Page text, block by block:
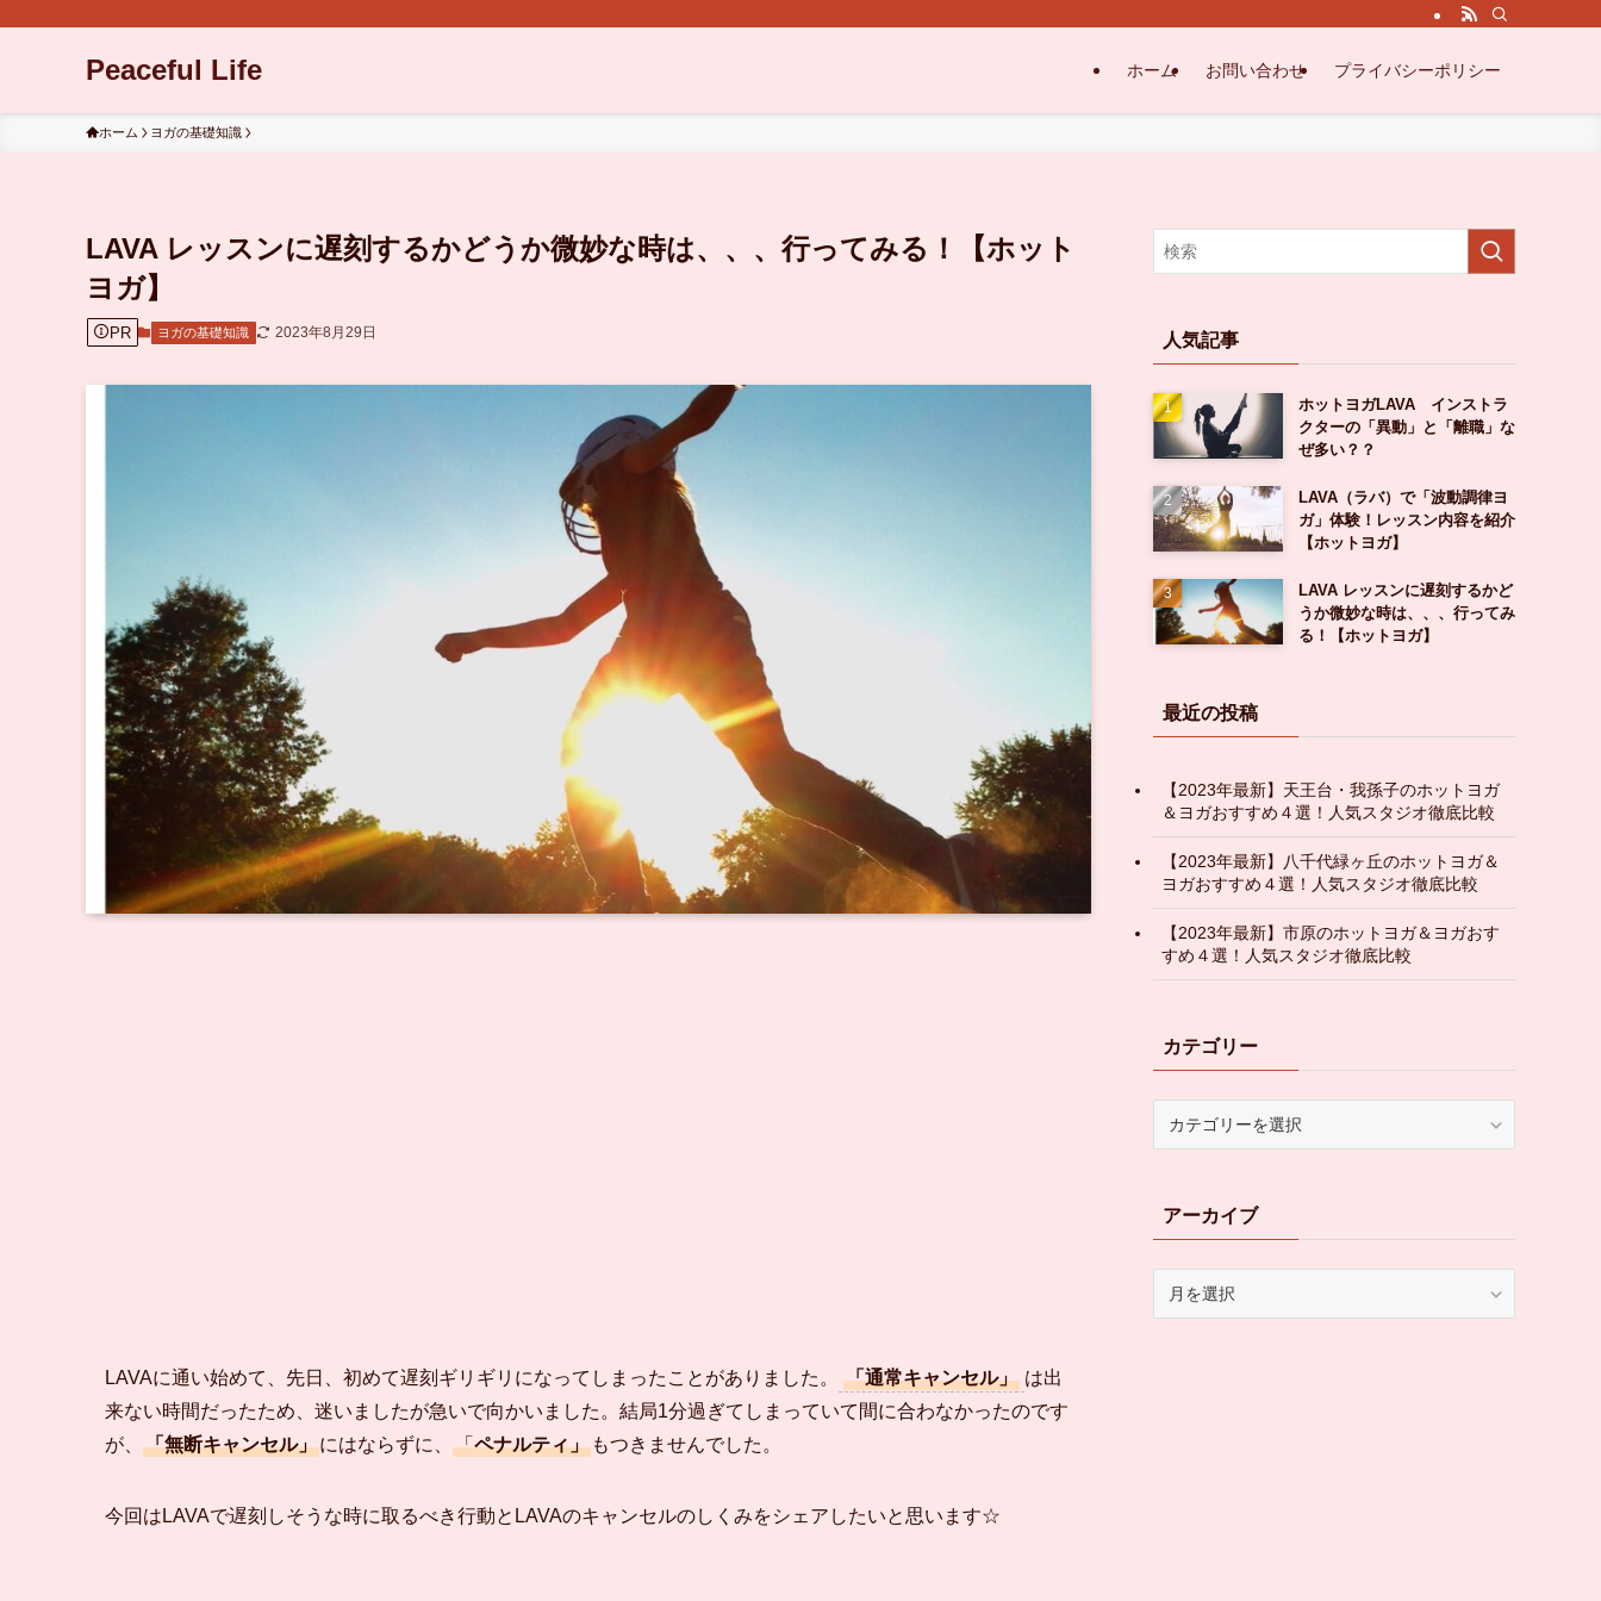
Peaceful Life ホーム お問い合わせ プライバシーポリシー
ホーム ヨガの基礎知識
LAVA レッスンに遅刻するかどうか微妙な時は、、、行ってみる！【ホット
ヨガ】
PR ヨガの基礎知識 2023年8月29日
LAVAに通い始めて、先日、初めて遅刻ギリギリになってしまったことがありました。 「通常キャンセル」 は出
来ない時間だったため、迷いましたが急いで向かいました。結局1分過ぎてしまっていて間に合わなかったのです
が、
「無断キャンセル」にはならずに、 「ペナルティ」 もつきませんでした。
今回はLAVAで遅刻しそうな時に取るべき行動とLAVAのキャンセルのしくみをシェアしたいと思います☆
人気記事
ホットヨガLAVA インストラ
クターの「異動」と「離職」な
ぜ多い？？
LAVA（ラバ）で「波動調律ヨ
ガ」体験！レッスン内容を紹介
【ホットヨガ】
LAVA レッスンに遅刻するかど
うか微妙な時は、、、行ってみ
る！【ホットヨガ】
最近の投稿
【2023年最新】天王台・我孫子のホットヨガ
＆ヨガおすすめ４選！人気スタジオ徹底比較
【2023年最新】八千代緑ヶ丘のホットヨガ＆
ヨガおすすめ４選！人気スタジオ徹底比較
【2023年最新】市原のホットヨガ＆ヨガおす
すめ４選！人気スタジオ徹底比較
カテゴリー
ーアーカイブ